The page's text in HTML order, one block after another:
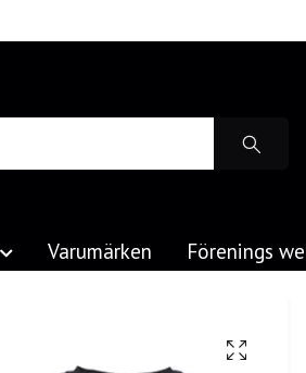
Varumärken Förenings